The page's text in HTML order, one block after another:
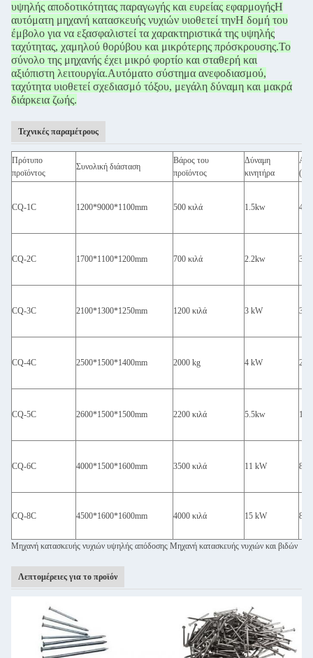
υψηλής αποδοτικότητας παραγωγής και ευρείας εφαρμογήςΗ
αυτόματη μηχανή κατασκευής νυχιών υιοθετεί τηνΗ δομή του
έμβολο για να εξασφαλιστεί τα χαρακτηριστικά της υψηλής
ταχύτητας, χαμηλού θορύβου και μικρότερης πρόσκρουσης.Το
σύνολο της μηχανής έχει μικρό φορτίο και σταθερή και
αξιόπιστη λειτουργία.Αυτόματο σύστημα ανεφοδιασμού,
ταχύτητα υιοθετεί σχεδιασμό τόξου, μεγάλη δύναμη και μακρά
διάρκεια ζωής.
Τεχνικές παραμέτρους
Πρότυπο
προϊόντος
Συνολική διάσταση
Βάρος του
προϊόντος
Δύναμη
κινητήρα
CQ-1C 1200*9000*1100mm 500 κιλά 1.5kw 400
CQ-2C 1700*1100*1200mm 700 κιλά 2.2kw 350
CQ-3C 2100*1300*1250mm 1200 κιλά 3 kW 300
CQ-4C 2500*1500*1400mm 2000 kg 4 kW 260
CQ-5C 2600*1500*1500mm 2200 κιλά 5.5kw
CQ-6C 4000*1500*1600mm 3500 κιλά 11 kW 80
CQ-8C 4500*1600*1600mm 4000 κιλά 15 kW 80
Μηχανή κατασκευής νυχιών υψηλής απόδοσης Μηχανή κατασκευής νυχιών και βιδών
Λεπτομέρειες για το προϊόν